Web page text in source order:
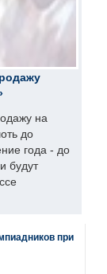
на
до
года - до
будут
при